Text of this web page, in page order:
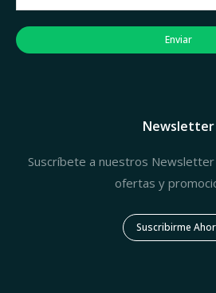
Enviar
Newsletter
Suscríbete a nuestros
ofertas y
Suscribirme